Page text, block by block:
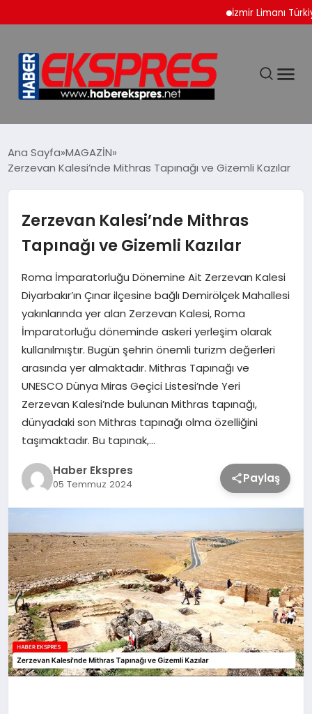
İzmir Limanı Türkiye
SİYASET
YAŞAM
TEKNOLOJİ
SAĞLIK
MAGAZİN
EĞİTİM
Ana Sayfa MAGAZİN
Zerzevan Kalesi’nde Mithras Tapınağı ve Gizemli Kazılar
Zerzevan Kalesi’nde Mithras
Tapınağı ve Gizemli Kazılar
Roma İmparatorluğu Dönemine Ait Zerzevan Kalesi
Diyarbakır’ın Çınar ilçesine bağlı Demirölçek Mahallesi
yakınlarında yer alan Zerzevan Kalesi, Roma
İmparatorluğu döneminde askeri yerleşim olarak
kullanılmıştır. Bugün şehrin önemli turizm değerleri
arasında yer almaktadır. Mithras Tapınağı ve
UNESCO Dünya Miras Geçici Listesi’nde Yeri
Zerzevan Kalesi’nde bulunan Mithras tapınağı,
dünyadaki son Mithras tapınağı olma özelliğini
taşımaktadır. Bu tapınak,…
Haber Ekspres
05 Temmuz 2024 Paylaş